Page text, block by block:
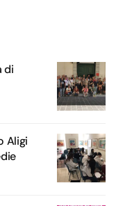
di
Aligi